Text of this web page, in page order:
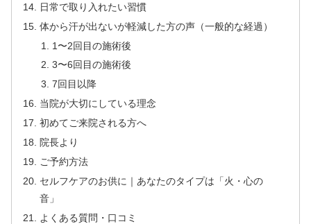
日常で取り入れたい習慣
体から汗が出ないが軽減した方の声（一般的な経過）
1〜2回目の施術後
3〜6回目の施術後
7回目以降
当院が大切にしている理念
初めてご来院される方へ
院長より
ご予約方法
セルフケアのお供に｜あなたのタイプは「火・心の
音」
よくある質問・口コミ